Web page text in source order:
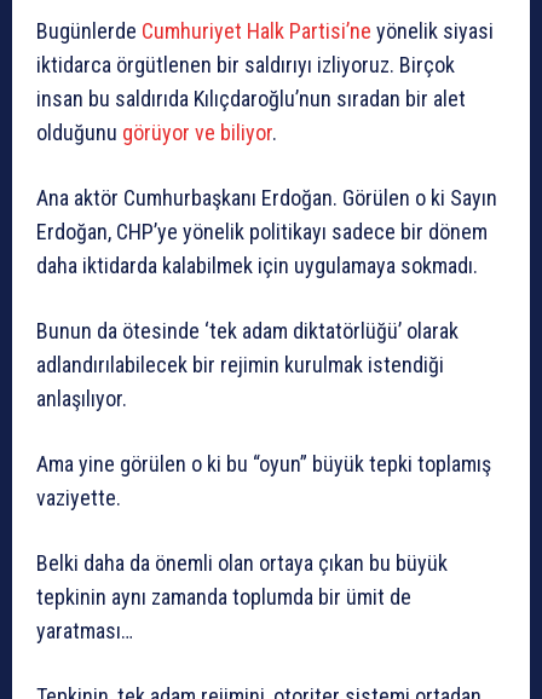
Bugünlerde Cumhuriyet Halk Partisi’ne yönelik siyasi
iktidarca örgütlenen bir saldırıyı izliyoruz. Birçok
insan bu saldırıda Kılıçdaroğlu’nun sıradan bir alet
olduğunu görüyor ve biliyor.
Ana aktör Cumhurbaşkanı Erdoğan. Görülen o ki Sayın
Erdoğan, CHP’ye yönelik politikayı sadece bir dönem
daha iktidarda kalabilmek için uygulamaya sokmadı.
Bunun da ötesinde ‘tek adam diktatörlüğü’ olarak
adlandırılabilecek bir rejimin kurulmak istendiği
anlaşılıyor.
Ama yine görülen o ki bu “oyun” büyük tepki toplamış
vaziyette.
Belki daha da önemli olan ortaya çıkan bu büyük
tepkinin aynı zamanda toplumda bir ümit de
yaratması…